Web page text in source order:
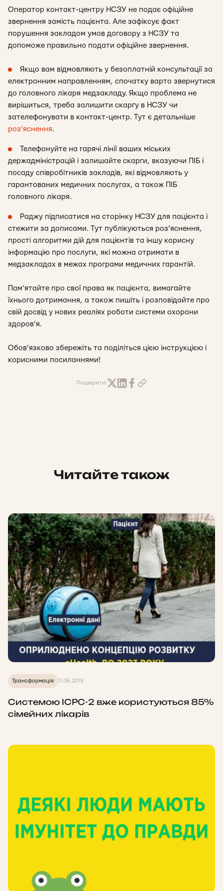
Оператор контакт-центру НСЗУ не подає офіційне
звернення замість пацієнта. Але зафіксує факт
порушення закладом умов договору з НСЗУ та
допоможе правильно подати офіційне звернення.
Якщо вам відмовляють у безоплатній консультації за
електронним направленням, спочатку варто звернутися
до головного лікаря медзакладу. Якщо проблема не
вирішиться, треба залишити скаргу в НСЗУ чи
зателефонувати в контакт-центр. Тут є детальніше
роз’яснення.
Телефонуйте на гарячі лінії ваших міських
держадміністрацій і залишайте скарги, вказуючи ПІБ і
посаду співробітників закладів, які відмовляють у
гарантованих медичних послугах, а також ПІБ
головного лікаря.
Раджу підписатися на сторінку НСЗУ для пацієнта і
стежити за дописами. Тут публікуються роз’яснення,
прості алгоритми дій для пацієнтів та іншу корисну
інформацію про послуги, які можна отримати в
медзакладах в межах програми медичних гарантій.
Пам’ятайте про свої права як пацієнта, вимагайте
їхнього дотримання, а також пишіть і розповідайте про
свій досвід у нових реаліях роботи системи охорони
здоров’я.
Обов’язково збережіть та поділіться цією інструкцією і
корисними посиланнями!
Поширити:
Читайте також
Трансформація 11.06.2019
Системою ICPC-2 вже користуються 85%
сімейних лікарів